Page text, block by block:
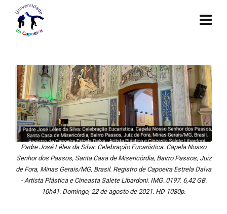
Padre José Léles da Silva: Celebração Eucarística. Capela Nosso
Senhor dos Passos, Santa Casa de Misericórdia, Bairro Passos, Juiz
de Fora, Minas Gerais/MG, Brasil. Registro de Capoeira Estrela Dalva
- Artista Plástica e Cineasta Salete Libardoni. IMG_0197. 6,42 GB.
10h41. Domingo, 22 de agosto de 2021. HD 1080p.